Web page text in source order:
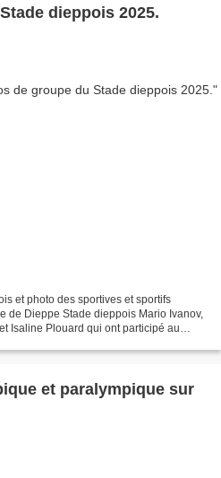
dieppois 2025.
et photo des sportives et sportifs
de Dieppe Stade dieppois Mario Ivanov,
Isaline Plouard qui ont participé au
et paralympique sur